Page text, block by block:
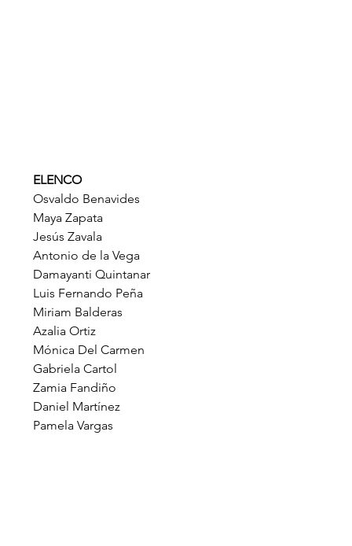
ELENCO
Osvaldo Benavides
Maya Zapata
Jesús Zavala
Antonio de la Vega
Damayanti Quintanar
Luis Fernando Peña
Miriam Balderas
Azalia Ortiz
Mónica Del Carmen
Gabriela Cartol
Zamia Fandiño
Daniel Martínez
Pamela Vargas